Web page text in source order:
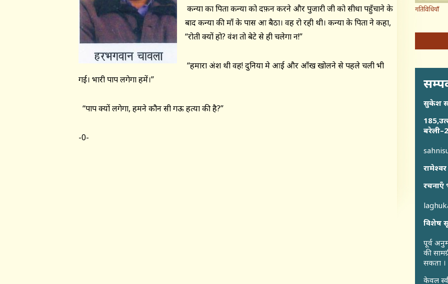
कन्या का पिता कन्या को दफ़न करने और पुजारी जी को सीधा पहुँचाने के
बाद कन्या की माँ के पास आ बैठा। वह रो रही थी। कन्या के पिता ने कहा,
“रोती क्यों हो? वंश तो बेटे से ही चलेगा न!”
“हमारा अंश थी वह! दुनिया मे आई और आँख खोलने से पहले चली भी
गई। भारी पाप लगेगा हमें।”
“पाप क्यों लगेगा, हमने कौन सी गऊ हत्या की है?”
-0-
गतिविधियाँ
सुकेश
विशेष
पूर्व
की
सकता ।
केवल